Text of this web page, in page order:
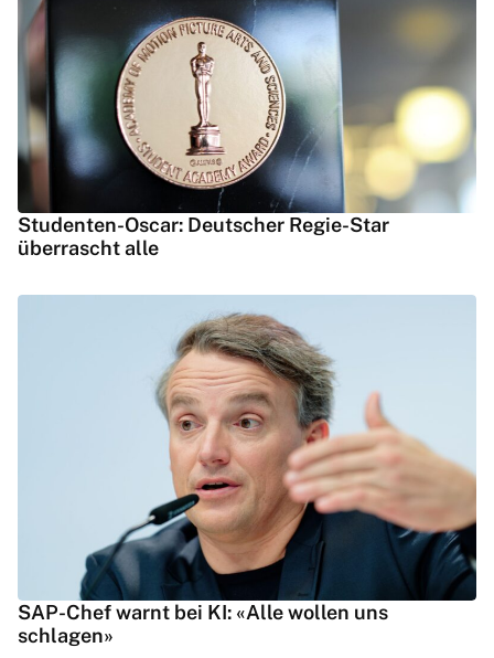
Studenten-Oscar: Deutscher Regie-Star
überrascht alle
SAP-Chef warnt bei KI: «Alle wollen uns
schlagen»